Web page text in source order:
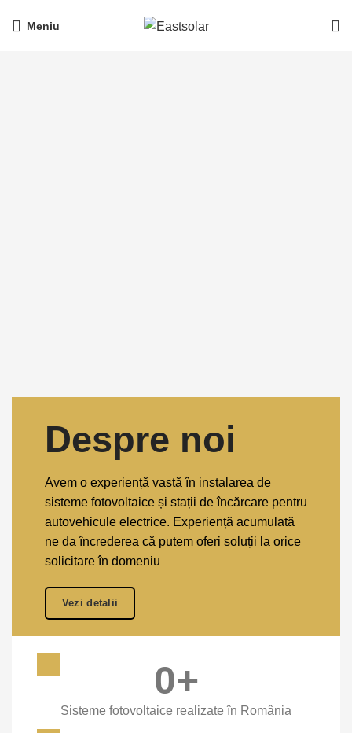
Meniu
Despre noi
Avem o experiență vastă în instalarea de
sisteme fotovoltaice și stații de încărcare pentru
autovehicule electrice. Experiență acumulată
ne da încrederea că putem oferi soluții la orice
solicitare în domeniu
Vezi detalii
Sisteme fotovoltaice realizate în România
0+